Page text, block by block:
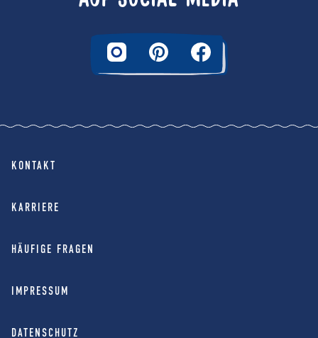
KONTAKT
KARRIERE
HÄUFIGE FRAGEN
IMPRESSUM
DATENSCHUTZ